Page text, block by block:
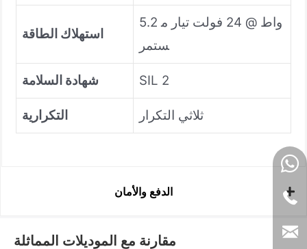
استهلاك الطاقة
5.2 واط @ 24 فولت تيار م
ستمر
شهادة السلامة SIL 2
التكرارية ثلاثي التكرار
الدفع والأمان
مقارنة مع الموديلات المماثلة